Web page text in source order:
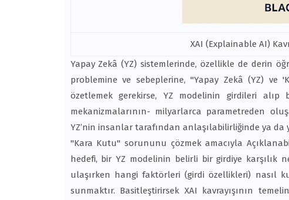
XAI (Explainable AI)
Yapay Zekâ (YZ) sistemlerinde, özellikle de derin
problemine ve sebeplerine, "Yapay Zekâ (YZ) ve
özetlemek gerekirse, YZ modelinin girdileri
mekanizmalarının- milyarlarca parametreden
YZ’nin insanlar tarafından anlaşılabilirliğinde ya
"Kara Kutu" sorununu çözmek amacıyla
hedefi, bir YZ modelinin belirli bir girdiye karşılık
ulaşırken hangi faktörleri (girdi özellikleri) nasıl
sunmaktır. Basitleştirirsek XAI kavrayışının